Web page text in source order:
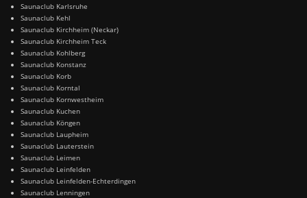
Saunaclub Karlsruhe
Saunaclub Kehl
Saunaclub Kirchheim (Neckar)
Saunaclub Kirchheim Teck
Saunaclub Kohlberg
Saunaclub Konstanz
Saunaclub Korb
Saunaclub Korntal
Saunaclub Kornwestheim
Saunaclub Kuchen
Saunaclub Köngen
Saunaclub Laupheim
Saunaclub Lauterstein
Saunaclub Leimen
Saunaclub Leinfelden
Saunaclub Leinfelden-Echterdingen
Saunaclub Lenningen